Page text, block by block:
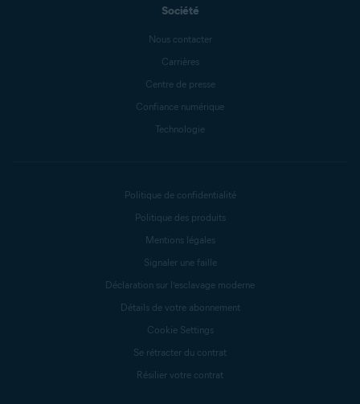
Société
Nous contacter
Carrières
Centre de presse
Confiance numérique
Technologie
Politique de confidentialité
Politique des produits
Mentions légales
Signaler une faille
Déclaration sur l’esclavage moderne
Détails de votre abonnement
Cookie Settings
Se rétracter du contrat
Résilier votre contrat